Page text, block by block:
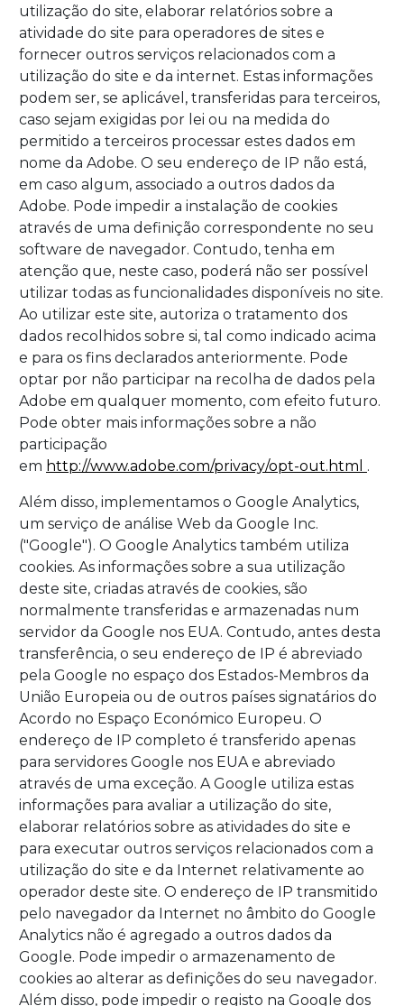
utilização do site, elaborar relatórios sobre a
atividade do site para operadores de sites e
fornecer outros serviços relacionados com a
utilização do site e da internet. Estas informações
podem ser, se aplicável, transferidas para terceiros,
caso sejam exigidas por lei ou na medida do
permitido a terceiros processar estes dados em
nome da Adobe. O seu endereço de IP não está,
em caso algum, associado a outros dados da
Adobe. Pode impedir a instalação de cookies
através de uma definição correspondente no seu
software de navegador. Contudo, tenha em
atenção que, neste caso, poderá não ser possível
utilizar todas as funcionalidades disponíveis no site.
Ao utilizar este site, autoriza o tratamento dos
dados recolhidos sobre si, tal como indicado acima
e para os fins declarados anteriormente. Pode
optar por não participar na recolha de dados pela
Adobe em qualquer momento, com efeito futuro.
Pode obter mais informações sobre a não
participação
em http://www.adobe.com/privacy/opt-out.html .
Além disso, implementamos o Google Analytics,
um serviço de análise Web da Google Inc.
("Google"). O Google Analytics também utiliza
cookies. As informações sobre a sua utilização
deste site, criadas através de cookies, são
normalmente transferidas e armazenadas num
servidor da Google nos EUA. Contudo, antes desta
transferência, o seu endereço de IP é abreviado
pela Google no espaço dos Estados-Membros da
União Europeia ou de outros países signatários do
Acordo no Espaço Económico Europeu. O
endereço de IP completo é transferido apenas
para servidores Google nos EUA e abreviado
através de uma exceção. A Google utiliza estas
informações para avaliar a utilização do site,
elaborar relatórios sobre as atividades do site e
para executar outros serviços relacionados com a
utilização do site e da Internet relativamente ao
operador deste site. O endereço de IP transmitido
pelo navegador da Internet no âmbito do Google
Analytics não é agregado a outros dados da
Google. Pode impedir o armazenamento de
cookies ao alterar as definições do seu navegador.
Além disso, pode impedir o registo na Google dos